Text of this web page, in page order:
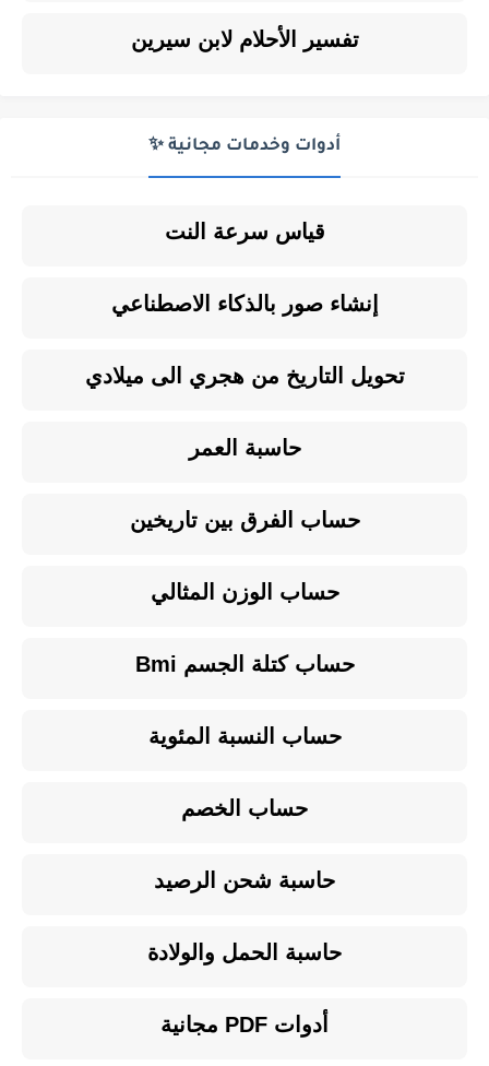
تفسير الأحلام لابن سيرين
أدوات وخدمات مجانية ✨
قياس سرعة النت
إنشاء صور بالذكاء الاصطناعي
تحويل التاريخ من هجري الى ميلادي
حاسبة العمر
حساب الفرق بين تاريخين
حساب الوزن المثالي
حساب كتلة الجسم Bmi
حساب النسبة المئوية
حساب الخصم
حاسبة شحن الرصيد
حاسبة الحمل والولادة
أدوات PDF مجانية